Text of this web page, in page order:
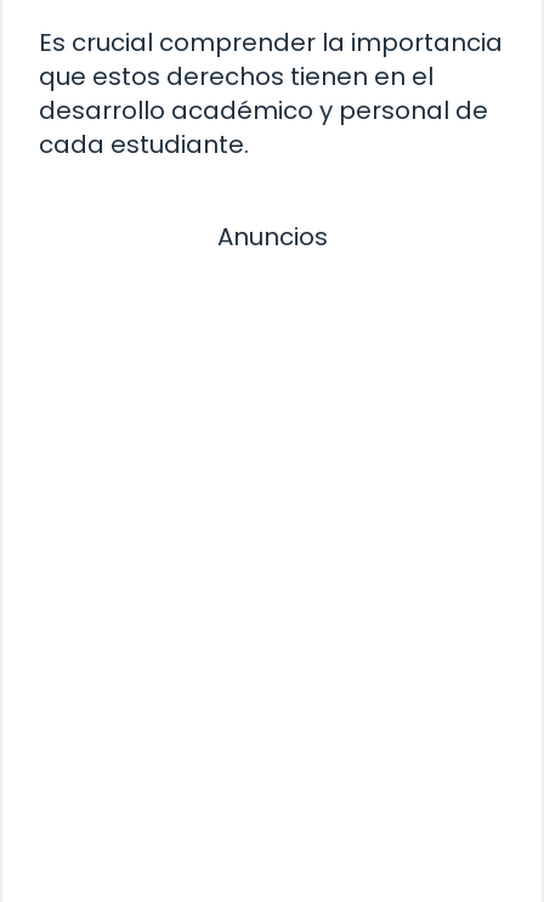
Es crucial comprender la importancia
que estos derechos tienen en el
desarrollo académico y personal de
cada estudiante.
Anuncios